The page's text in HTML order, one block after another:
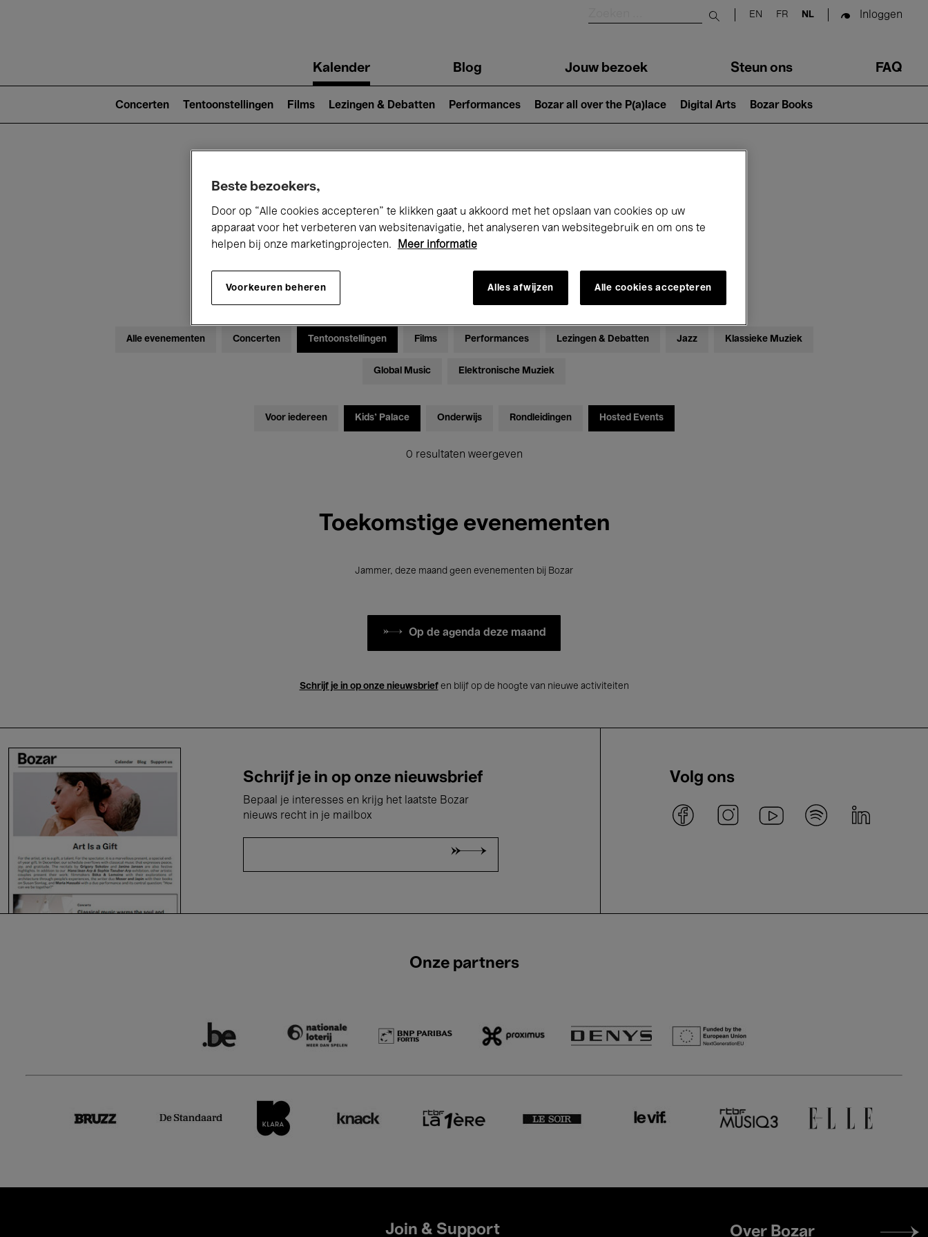
Submit search
EN FR NL Inloggen
navigationKalender Blog Jouw bezoek Steun ons FAQ
2)
Concerten Tentoonstellingen Films Lezingen & Debatten Performances Bozar all over the P(a)lace Digital Arts Bozar Books
Alle evenementen Concerten Tentoonstellingen Films Performances Lezingen & Debatten Jazz Klassieke Muziek
Global Music Elektronische Muziek
Voor iedereen Kids’ Palace Onderwijs Rondleidingen Hosted Events
0 resultaten weergeven
Toekomstige evenementen
Jammer, deze maand geen evenementen bij Bozar
Op de agenda deze maand
Schrijf je in op onze nieuwsbriefen blijf op de hoogte van nieuwe activiteiten
Schrijf je in op onze nieuwsbrief
Bepaal je interesses en krijg het laatste Bozar
nieuws recht in je mailbox
Volg ons
Onze partners
Join & Support
Footer
Over Bozar
Beste bezoekers,
Door op “Alle cookies accepteren” te klikken gaat u akkoord met het opslaan van cookies op uw
apparaat voor het verbeteren van websitenavigatie, het analyseren van websitegebruik en om ons te
helpen bij onze marketingprojecten.
Meer informatie
Voorkeuren beheren Alles afwijzen Alle cookies accepteren